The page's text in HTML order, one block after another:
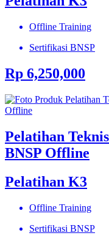
Offline Training
Sertifikasi BNSP
Rp 6,250,000
Pelatihan
BNSP Offline
Pelatihan K3
Offline Training
Sertifikasi BNSP